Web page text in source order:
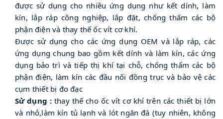
được sử dụng cho nhiều ứng dụng như kết dính, làm
kín, lắp ráp công nghiệp, lắp đặt, chống thấm các bộ
phận điện và thay thế ốc vít cơ khí.
Được sử dụng cho các ứng dụng OEM và lắp ráp, các
ứng dụng chung bao gồm kết dính và làm kín, các ứng
dụng bảo trì và tiếp thị khí tại chỗ, chống thấm các bộ
phận điện, làm kín các đầu nối đồng trục và bảo vệ các
cụm thiết bị đo đạc
Sử dụng : thay thế cho ốc vít cơ khí trên các thiết bị lớn
và nhỏ,làm kín tủ lạnh và lót ngăn đá (tuy nhiên, không